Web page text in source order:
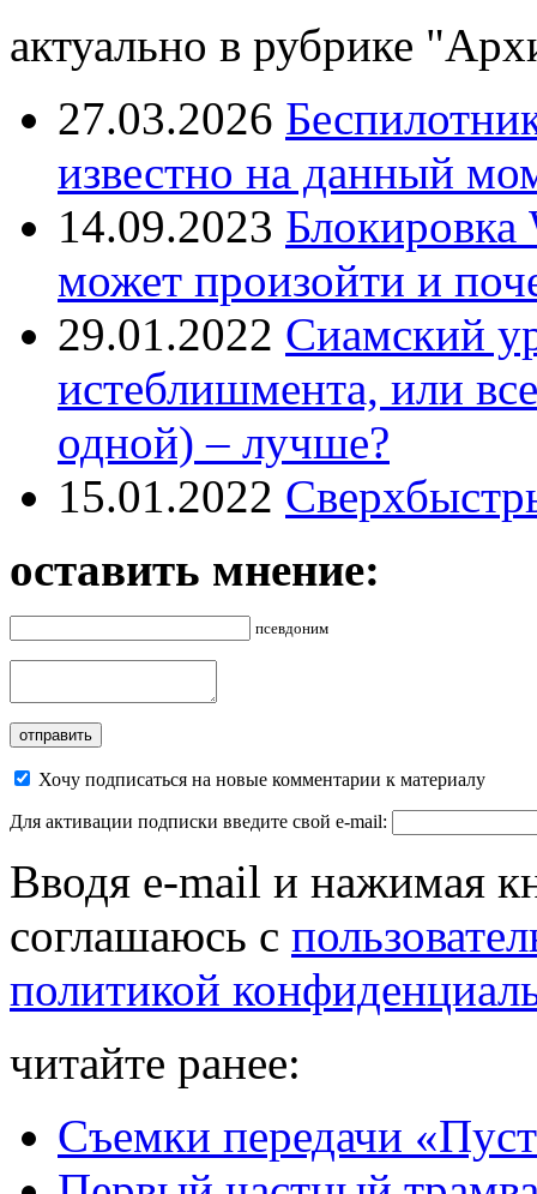
актуально в рубрике
27.03.2026
известно на данный
14.09.2023 Блокировка
может произойти и
29.01.2022 Сиамский
истеблишмента, или
одной) – лучше?
15.01.2022
оставить мнение:
псевдоним
Хочу подписаться на новые комментарии к материалу
Для активации подписки введите свой e-mail:
Вводя e-mail и нажимая
соглашаюсь с
политикой
читайте ранее:
Съемки передачи